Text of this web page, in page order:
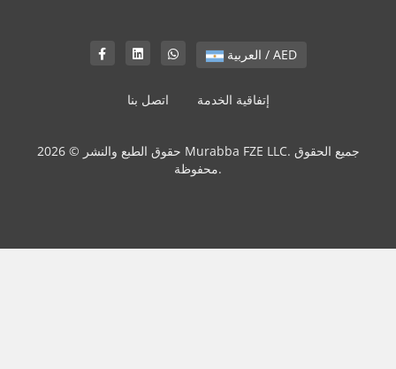
العربية / AED
اتصل بنا إتفاقية الخدمة
حقوق الطبع والنشر © 2026 Murabba FZE LLC. جميع الحقوق
محفوظة.